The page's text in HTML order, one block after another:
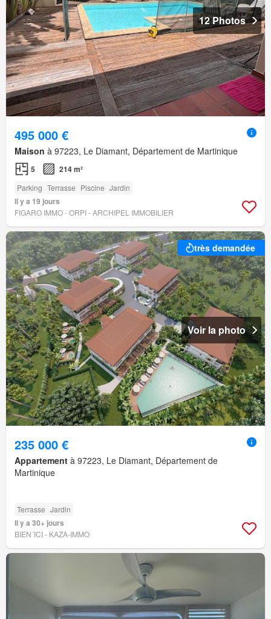
12 Photos
495 000 €
Maison à 97223, Le Diamant, Département de Martinique
5 214 m²
Parking Terrasse Piscine Jardin
Il y a 19 jours
FIGARO IMMO - ORPI - ARCHIPEL IMMOBILIER
très demandée
Voir la photo
235 000 €
Appartement à 97223, Le Diamant, Département de
Martinique
Terrasse Jardin
Il y a 30+ jours
BIEN´ICI - KAZA-IMMO